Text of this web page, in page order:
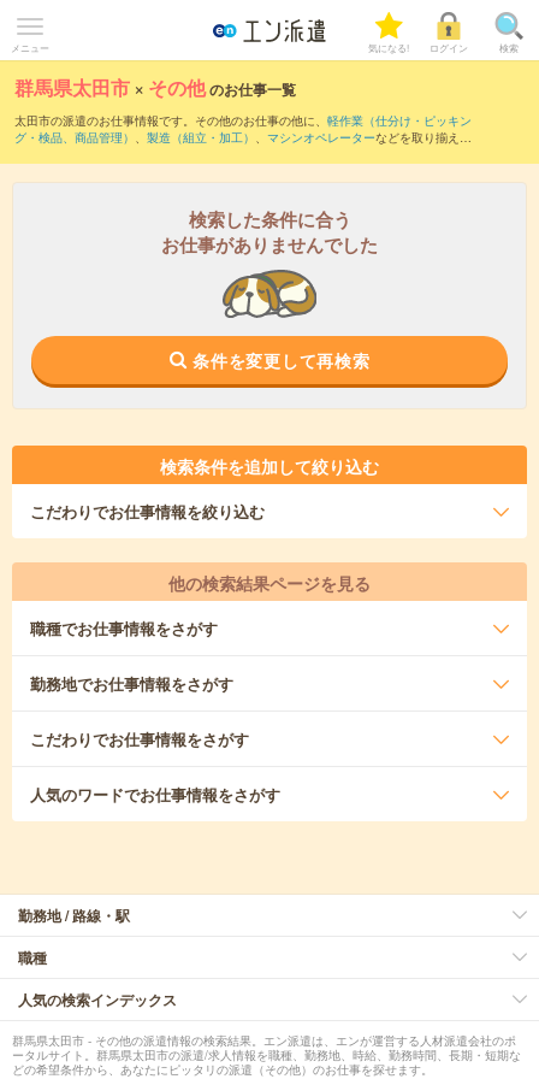
メニュー 気になる! ログイン 検索
群馬県太田市 × その他のお仕事一覧
太田市の派遣のお仕事情報です。その他のお仕事の他に、 軽作業（仕分け・ピッキン
グ・検品、商品管理） 、 製造（組立・加工） 、 マシンオペレーターなどを取り揃えて
検索した条件に合う
お仕事がありませんでした
条件を変更して再検索
検索条件を追加して絞り込む
こだわりでお仕事情報を絞り込む
他の検索結果ページを見る
職種でお仕事情報をさがす
勤務地でお仕事情報をさがす
こだわりでお仕事情報をさがす
人気のワードでお仕事情報をさがす
勤務地 / 路線・駅
職種
人気の検索インデックス
群馬県太田市 - その他の派遣情報の検索結果。エン派遣は、エンが運営する人材派遣会社のポ
ータルサイト。群馬県太田市の派遣/求人情報を職種、勤務地、時給、勤務時間、長期・短期な
どの希望条件から、あなたにピッタリの派遣（その他）のお仕事を探せます。